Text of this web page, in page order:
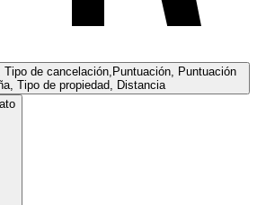
Tipo de cancelación,Puntuación, Puntuación
Tipo de propiedad, Distancia